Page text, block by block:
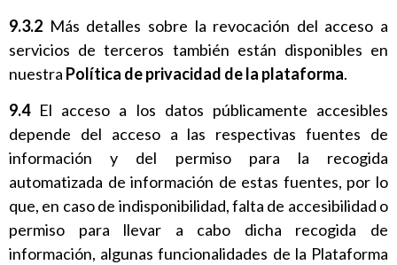
9.3.2 Más detalles sobre la revocación del acceso a
servicios de terceros también están disponibles en
nuestra Política de privacidad de la plataforma.
9.4 El acceso a los datos públicamente accesibles
depende del acceso a las respectivas fuentes de
información y del permiso para la recogida
automatizada de información de estas fuentes, por lo
que, en caso de indisponibilidad, falta de accesibilidad o
permiso para llevar a cabo dicha recogida de
información, algunas funcionalidades de la Plataforma